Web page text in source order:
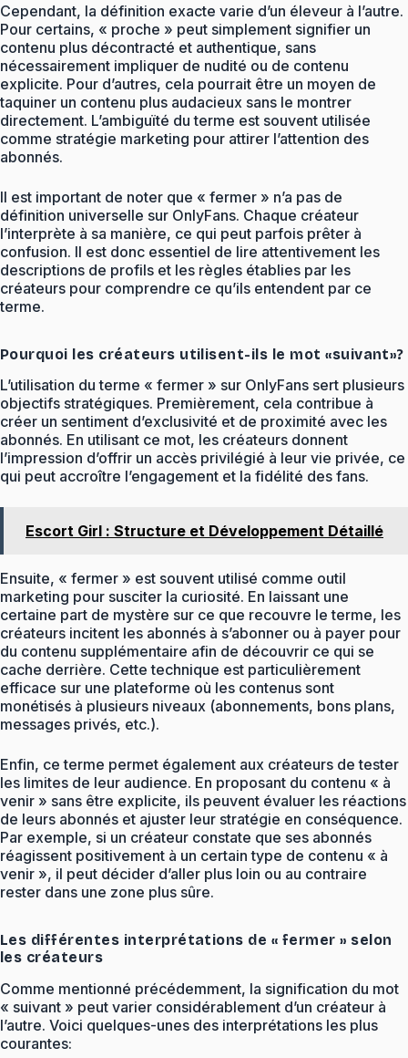
Cependant, la définition exacte varie d’un éleveur à l’autre.
Pour certains, « proche » peut simplement signifier un
contenu plus décontracté et authentique, sans
nécessairement impliquer de nudité ou de contenu
explicite. Pour d’autres, cela pourrait être un moyen de
taquiner un contenu plus audacieux sans le montrer
directement. L’ambiguïté du terme est souvent utilisée
comme stratégie marketing pour attirer l’attention des
abonnés.
Il est important de noter que « fermer » n’a pas de
définition universelle sur OnlyFans. Chaque créateur
l’interprète à sa manière, ce qui peut parfois prêter à
confusion. Il est donc essentiel de lire attentivement les
descriptions de profils et les règles établies par les
créateurs pour comprendre ce qu’ils entendent par ce
terme.
Pourquoi les créateurs utilisent-ils le mot «suivant»?
L’utilisation du terme « fermer » sur OnlyFans sert plusieurs
objectifs stratégiques. Premièrement, cela contribue à
créer un sentiment d’exclusivité et de proximité avec les
abonnés. En utilisant ce mot, les créateurs donnent
l’impression d’offrir un accès privilégié à leur vie privée, ce
qui peut accroître l’engagement et la fidélité des fans.
Escort Girl : Structure et Développement Détaillé
Ensuite, « fermer » est souvent utilisé comme outil
marketing pour susciter la curiosité. En laissant une
certaine part de mystère sur ce que recouvre le terme, les
créateurs incitent les abonnés à s’abonner ou à payer pour
du contenu supplémentaire afin de découvrir ce qui se
cache derrière. Cette technique est particulièrement
efficace sur une plateforme où les contenus sont
monétisés à plusieurs niveaux (abonnements, bons plans,
messages privés, etc.).
Enfin, ce terme permet également aux créateurs de tester
les limites de leur audience. En proposant du contenu « à
venir » sans être explicite, ils peuvent évaluer les réactions
de leurs abonnés et ajuster leur stratégie en conséquence.
Par exemple, si un créateur constate que ses abonnés
réagissent positivement à un certain type de contenu « à
venir », il peut décider d’aller plus loin ou au contraire
rester dans une zone plus sûre.
Les différentes interprétations de « fermer » selon
les créateurs
Comme mentionné précédemment, la signification du mot
« suivant » peut varier considérablement d’un créateur à
l’autre. Voici quelques-unes des interprétations les plus
courantes: